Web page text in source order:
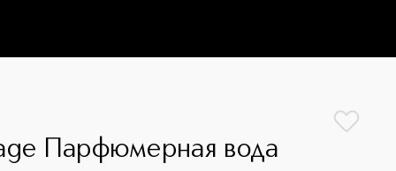
Парфюмерная вода